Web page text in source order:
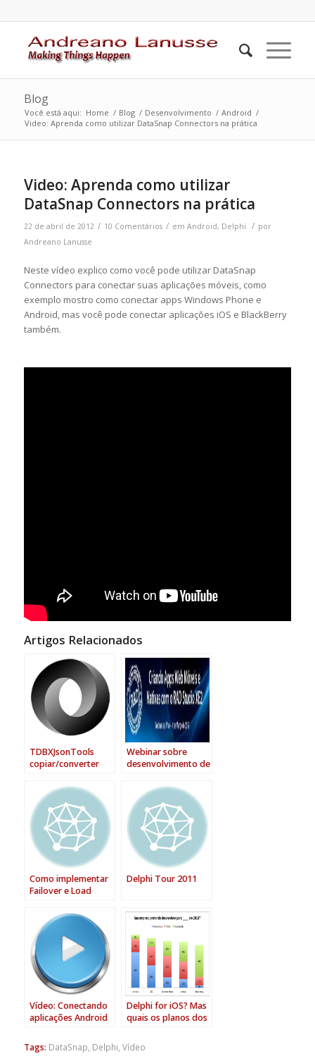
Blog
Você está aqui: Home / Blog / Desenvolvimento / Android /
Video: Aprenda como utilizar DataSnap Connectors na prática
Video: Aprenda como utilizar
DataSnap Connectors na prática
22 de abril de 2012 / 10 Comentários / em Android, Delphi / por
Andreano Lanusse
Neste vídeo explico como você pode utilizar DataSnap
Connectors para conectar suas aplicações móveis, como
exemplo mostro como conectar apps Windows Phone e
Android, mas você pode conectar aplicações iOS e BlackBerry
também.
Artigos Relacionados
TDBXJsonTools
copiar/converter
TDataSet –
TJSONObject –
DBXReader
Webinar sobre
desenvolvimento de
Como implementar
Failover e Load
DataSnap 2010
Delphi Tour 2011
Vídeo: Conectando
aplicações Android
Server no Delphi
Conference 2010
Delphi for iOS? Mas
quais os planos dos
Delphi para
mobile/tablet?
Tags: DataSnap Delphi Vídeo